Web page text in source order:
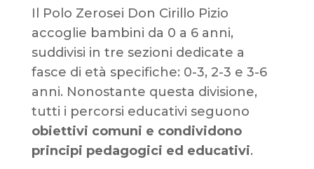
Il Polo Zerosei Don Cirillo Pizio
accoglie bambini da 0 a 6 anni,
suddivisi in tre sezioni dedicate a
fasce di età specifiche: 0-3, 2-3 e 3-6
anni. Nonostante questa divisione,
tutti i percorsi educativi seguono
obiettivi comuni e condividono
principi pedagogici ed educativi.